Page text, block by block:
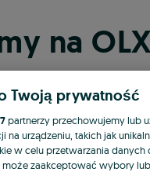
na
Kontynuuj przez
Kontynuuj przez
Twoją prywatność
partnerzy przechowujemy lub
na urządzeniu, takich jak
w celu przetwarzania danych
zaakceptować wybory lub